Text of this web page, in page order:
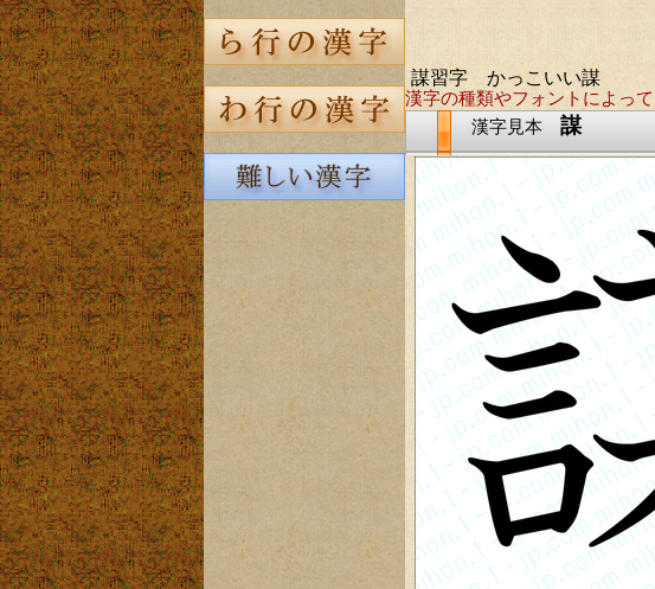
謀習字 かっこいい謀
漢字の種類やフォントによって
漢字見本 謀